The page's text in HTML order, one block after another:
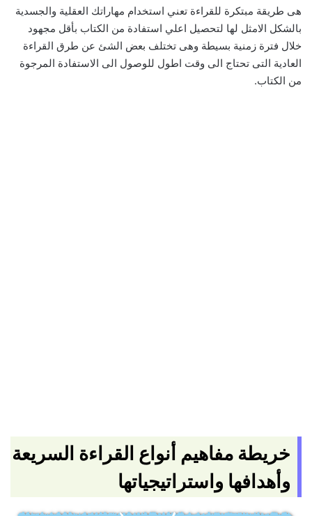
هى طريقة مبتكرة للقراءة تعني استخدام مهاراتك العقلية والجسدية
بالشكل الامثل لها لتحصيل اعلي استفادة من الكتاب بأقل مجهود
خلال فترة زمنية بسيطة وهى تختلف بعض الشئ عن طرق القراءة
العادية التى تحتاج الى وقت اطول للوصول الى الاستفادة المرجوة
من الكتاب.
خريطة مفاهيم أنواع القراءة السريعة
وأهدافها واستراتيجياتها